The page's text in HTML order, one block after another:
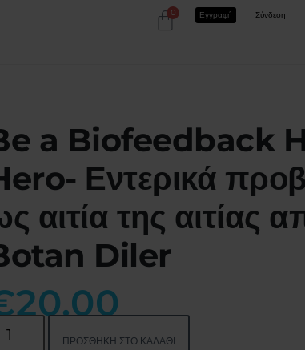
0 Εγγραφή Σύνδεση
a Biofeedback
Εντερικά
αιτία της αιτίας
Diler
20.00
ΠΡΟΣΘΉΚΗ ΣΤΟ ΚΑΛΆΘΙ